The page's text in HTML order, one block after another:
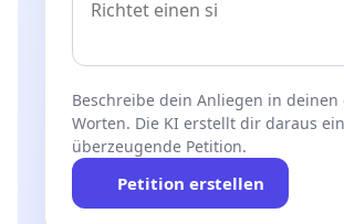
Beschreibe dein Anliegen in deinen
Worten. Die KI erstellt dir daraus
überzeugende Petition.
Petition erstellen